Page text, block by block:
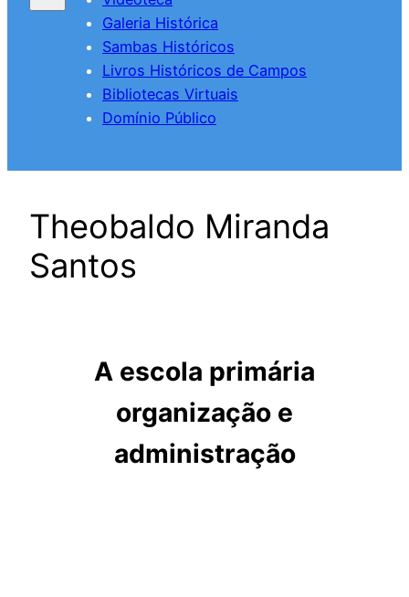
Galeria Histórica
Sambas Históricos
Livros Históricos de Campos
Bibliotecas Virtuais
Domínio Público
Theobaldo Miranda
Santos
A escola primária
organização e
administração